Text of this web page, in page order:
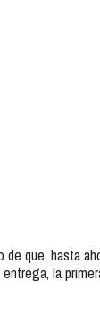
que, hasta
la